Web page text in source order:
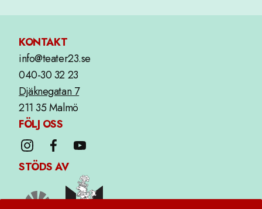
KONTAKT
info@teater23.se
040-30 32 23
Djäknegatan 7
211 35 Malmö
FÖLJ OSS
STÖDS AV